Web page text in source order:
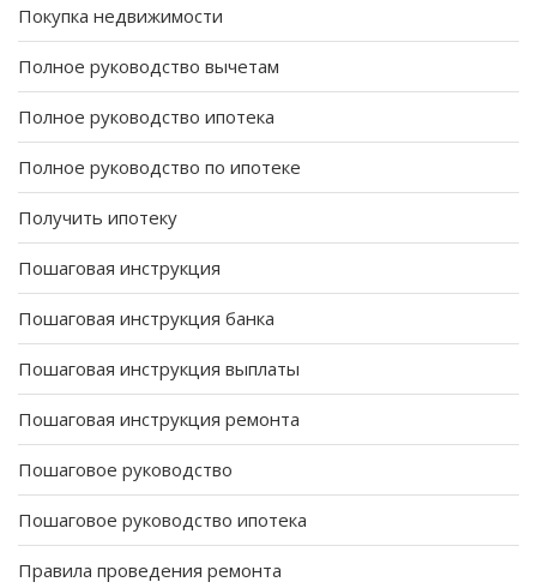
Покупка недвижимости
Полное руководство вычетам
Полное руководство ипотека
Полное руководство по ипотеке
Получить ипотеку
Пошаговая инструкция
Пошаговая инструкция банка
Пошаговая инструкция выплаты
Пошаговая инструкция ремонта
Пошаговое руководство
Пошаговое руководство ипотека
Правила проведения ремонта